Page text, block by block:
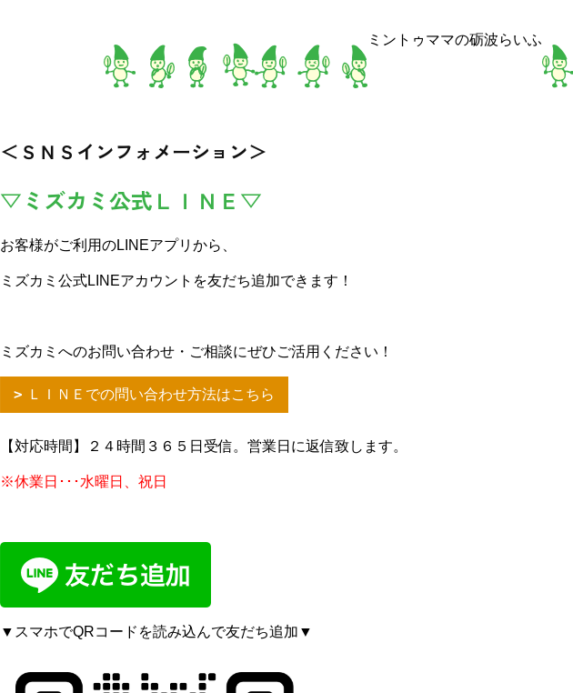
ミントゥママの砺波らいふ
＜ＳＮＳインフォメーション＞
▽ミズカミ公式ＬＩＮＥ▽
お客様がご利用のLINEアプリから、
ミズカミ公式LINEアカウントを友だち追加できます！
ミズカミへのお問い合わせ・ご相談にぜひご活用ください！
ＬＩＮＥでの問い合わせ方法はこちら
【対応時間】２４時間３６５日受信。営業日に返信致します。
※休業日･･･水曜日、祝日
▼スマホでQRコードを読み込んで友だち追加▼